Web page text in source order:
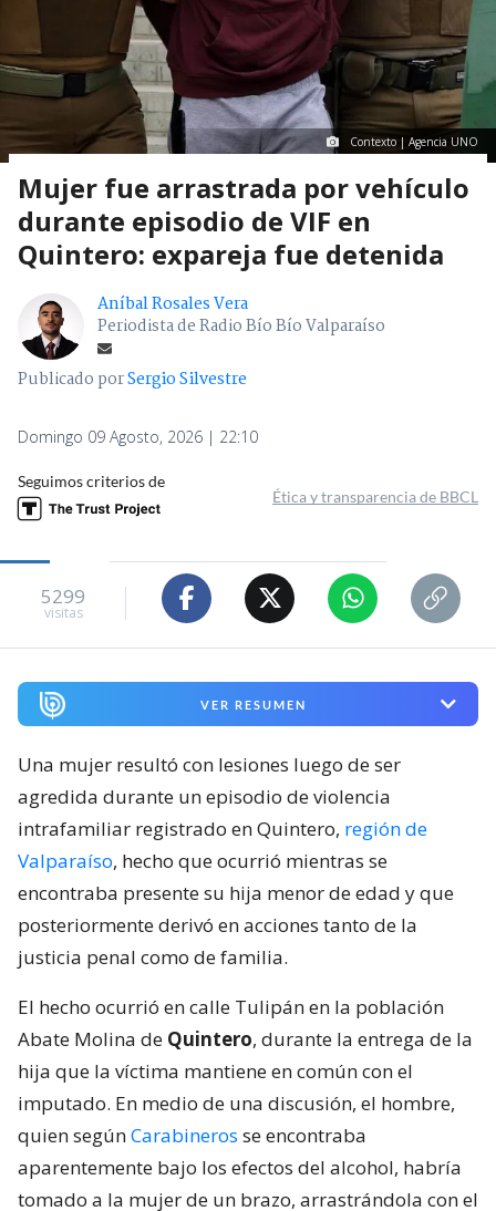
Contexto | Agencia UNO
Mujer fue arrastrada por vehículo
durante episodio de VIF en
Quintero: expareja fue detenida
Aníbal Rosales Vera
Periodista de Radio Bío Bío Valparaíso
Publicado porSergio Silvestre
Domingo 09 Agosto, 2026 | 22:10
Seguimos criterios de
Ética y transparencia de BBCL
5299
visitas
VER RESUMEN
Una mujer resultó con lesiones luego de ser
agredida durante un episodio de violencia
intrafamiliar registrado en Quintero, región de
Valparaíso, hecho que ocurrió mientras se
encontraba presente su hija menor de edad y que
posteriormente derivó en acciones tanto de la
justicia penal como de familia.
El hecho ocurrió en calle Tulipán en la población
Abate Molina de Quintero, durante la entrega de la
hija que la víctima mantiene en común con el
imputado. En medio de una discusión, el hombre,
quien segúnCarabineros se encontraba
aparentemente bajo los efectos del alcohol, habría
tomado a la mujer de un brazo, arrastrándola con el